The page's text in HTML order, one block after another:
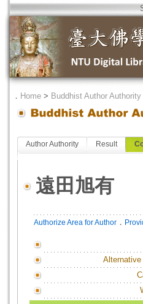
． Home > Buddhist Author
Author Authority Result
遠田旭有
Authorize Area for Author ．
Alternative